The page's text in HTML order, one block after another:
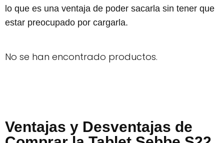
lo que es una ventaja de poder sacarla sin tener que
estar preocupado por cargarla.
No se han encontrado productos.
Ventajas y Desventajas de